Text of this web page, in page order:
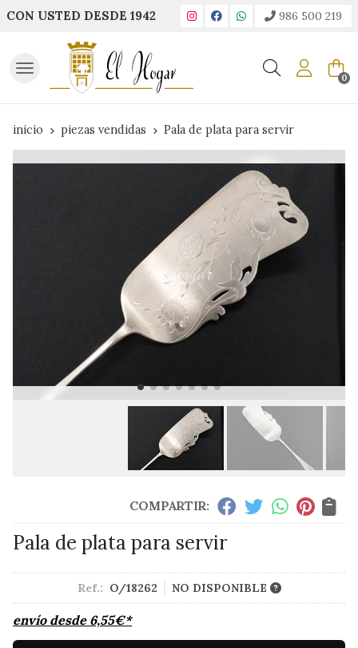
CON USTED DESDE 1942 986 500 219
Buscar 0
inicio piezas vendidas Pala de plata para servir
COMPARTIR:
Pala de plata para servir
Ref.: O/18262 NO DISPONIBLE
envío desde 6,55€*